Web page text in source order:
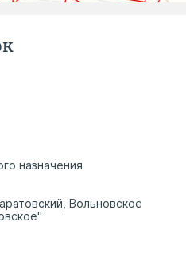
назначения
Вольновское